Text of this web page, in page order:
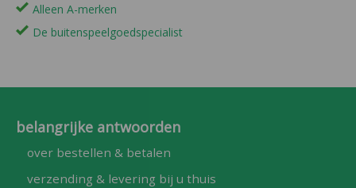
Alleen A-merken
De buitenspeelgoedspecialist
belangrijke antwoorden
over bestellen & betalen
verzending & levering bij u thuis